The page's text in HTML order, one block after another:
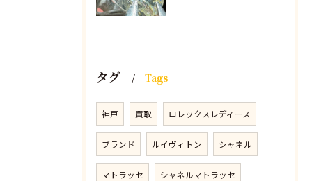
タグ Tags
神戸 買取 ロレックスレディース
ブランド ルイヴィトン シャネル
マトラッセ シャネルマトラッセ